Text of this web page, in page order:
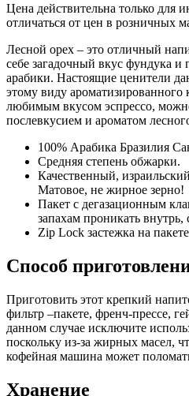
Цена действительна только для
отличаться от цен в розничных
Лесной орех – это отличный
себе загадочный вкус фундука и
арабики. Настоящие ценители
этому виду ароматизированного
любимым вкусом эспрессо,
послевкусием и ароматом
100% Арабика Бразилия
Средняя степень обжарки.
Качественный,
Матовое, не жирное зерно!
Пакет с дегазационным
запахам проникать внутрь,
Zip Lock застежка на
Способ
Приготовить этот крепкий
фильтр –пакете, френч-прессе,
данном случае исключите
поскольку из-за жирных масел,
кофейная машина может
Хранение